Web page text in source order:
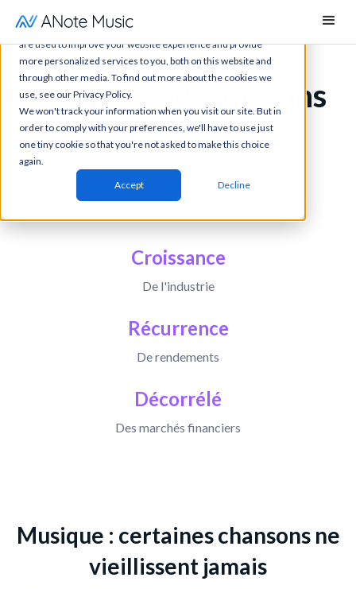
This website stores cookies on your computer. These cookies
are used to improve your website experience and provide
more personalized services to you, both on this website and
through other media. To find out more about the cookies we
use, see our Privacy Policy.
We won't track your information when you visit our site. But in
order to comply with your preferences, we'll have to use just
one tiny cookie so that you're not asked to make this choice
again.
Accept Decline
Pourquoi investir dans
la musique ?
Débloquez une classe d'actifs intemporelle.
Croissance
De l'industrie
Récurrence
De rendements
Décorrélé
Des marchés financiers
Musique : certaines chansons ne
vieillissent jamais